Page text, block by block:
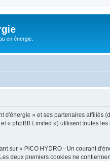
en énergie.
» et ses partenaires affiliés
« phpBB Limited ») utilisent toutes
sur « PICO HYDRO - Un courant
deux premiers cookies ne